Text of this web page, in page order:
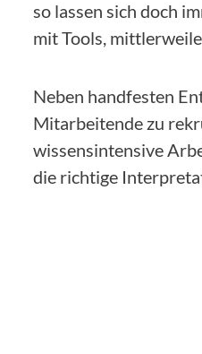
so lassen sich doch
mit Tools,
Neben handfesten
Mitarbeitende zu
wissensintensive
die richtige